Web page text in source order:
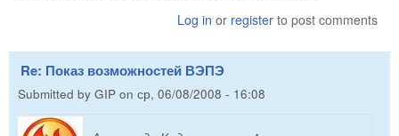
Log in or register to post comments
Re: Показ возможностей ВЭПЭ
Submitted by GIP on ср, 06/08/2008 - 16:08